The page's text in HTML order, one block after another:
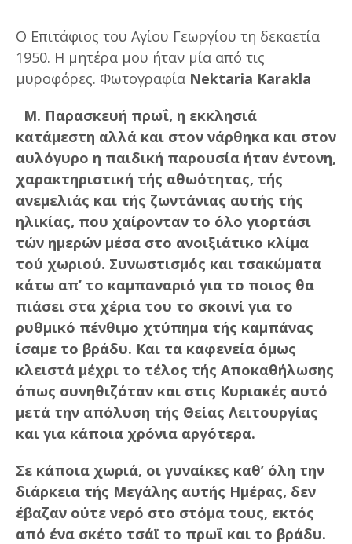
Ο Επιτάφιος του Αγίου Γεωργίου τη δεκαετία
1950. Η μητέρα μου ήταν μία από τις
μυροφόρες. Φωτογραφία Nektaria Karakla
Μ. Παρασκευή πρωΐ, η εκκλησιά
κατάμεστη αλλά και στον νάρθηκα και στον
αυλόγυρο η παιδική παρουσία ήταν έντονη,
χαρακτηριστική τής αθωότητας, τής
ανεμελιάς και τής ζωντάνιας αυτής τής
ηλικίας, που χαίρονταν το όλο γιορτάσι
τών ημερών μέσα στο ανοιξιάτικο κλίμα
τού χωριού. Συνωστισμός και τσακώματα
κάτω απ’ το καμπαναριό για το ποιος θα
πιάσει στα χέρια του το σκοινί για το
ρυθμικό πένθιμο χτύπημα τής καμπάνας
ίσαμε το βράδυ. Και τα καφενεία όμως
κλειστά μέχρι το τέλος τής Αποκαθήλωσης
όπως συνηθιζόταν και στις Κυριακές αυτό
μετά την απόλυση τής Θείας Λειτουργίας
και για κάποια χρόνια αργότερα.
Σε κάποια χωριά, οι γυναίκες καθ’ όλη την
διάρκεια τής Μεγάλης αυτής Ημέρας, δεν
έβαζαν ούτε νερό στο στόμα τους, εκτός
από ένα σκέτο τσάϊ το πρωΐ και το βράδυ.